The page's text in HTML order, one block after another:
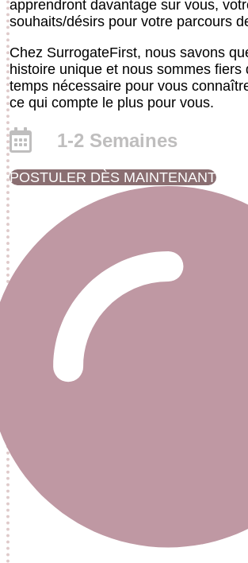
apprendront davantage sur vous,
souhaits/désirs pour votre parcours
Chez SurrogateFirst, nous savons
histoire unique et nous sommes fiers
temps nécessaire pour vous
ce qui compte le plus pour vous.
1-2 Semaines
POSTULER DÈS MAINTENANT